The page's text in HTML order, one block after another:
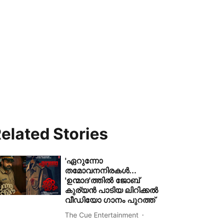
Stories
'ഏറുന്നോ
തമോവനനിരകൾ...
'ഉന്മാദ'ത്തിൽ ജോബ്
കുര്യൻ പാടിയ ലിറിക്കൽ
വീഡിയോ ഗാനം പുറത്ത്
The Cue Entertainment